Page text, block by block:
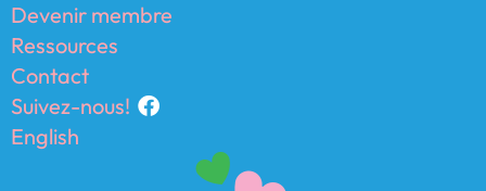
Devenir membre
Ressources
Contact
Suivez-nous!
English